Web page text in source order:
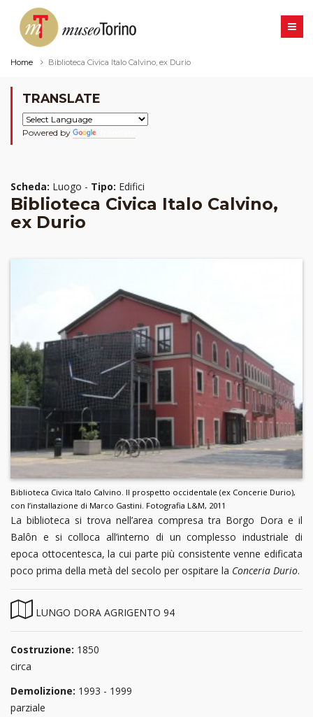
Home Biblioteca Civica Italo Calvino, ex Durio
TRANSLATE
Powered by
Scheda: Luogo - Tipo: Edifici
Biblioteca Civica Italo Calvino,
ex Durio
Biblioteca Civica Italo Calvino. Il prospetto occidentale (ex Concerie Durio),
con l’installazione di Marco Gastini. Fotografia L&M, 2011
La biblioteca si trova nell’area compresa tra Borgo Dora e il
Balôn e si colloca all’interno di un complesso industriale di
epoca ottocentesca, la cui parte più consistente venne edificata
poco prima della metà del secolo per ospitare la Conceria Durio.
LUNGO DORA AGRIGENTO 94
Costruzione: 1850
circa
Demolizione: 1993 - 1999
parziale